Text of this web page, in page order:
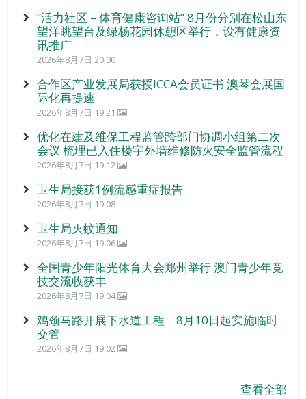
“活力社区 – 体育健康咨询站” 8月份分别在松山东
望洋眺望台及绿杨花园休憩区举行，设有健康资
讯推广
2026年8月7日 20:00
合作区产业发展局获授ICCA会员证书 澳琴会展国
际化再提速
2026年8月7日 19:21
优化在建及维保工程监管跨部门协调小组第二次
会议 梳理已入住楼宇外墙维修防火安全监管流程
2026年8月7日 19:12
卫生局接获1例流感重症报告
2026年8月7日 19:08
卫生局灭蚊通知
2026年8月7日 19:06
全国青少年阳光体育大会郑州举行 澳门青少年竞
技交流收获丰
2026年8月7日 19:04
鸡颈马路开展下水道工程 8月10日起实施临时
交管
2026年8月7日 19:02
查看全部